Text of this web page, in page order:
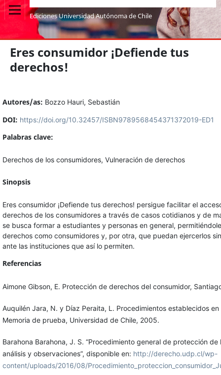
Ediciones Universidad Autónoma de Chile
Eres consumidor ¡Defiende tus
derechos!
Autores/as: Bozzo Hauri, Sebastián
DOI: https://doi.org/10.32457/ISBN9789568454371372019-ED1
Palabras clave:
Derechos de los consumidores, Vulneración de derechos
Sinopsis
Eres consumidor ¡Defiende tus derechos! persigue facilitar el
derechos de los consumidores a través de casos cotidianos y de
se busca formar a estudiantes y personas en general,
derechos como consumidores y, por otra, que puedan ejercerlos
ante las instituciones que así lo permiten.
Referencias
Aimone Gibson, E. Protección de derechos del consumidor,
Auquilén Jara, N. y Díaz Peraita, L. Procedimientos establecidos
Memoria de prueba, Universidad de Chile, 2005.
Barahona Barahona, J. S. “Procedimiento general de protección
análisis y observaciones”, disponible en: http://derecho.udp.cl/wp-
content/uploads/2016/08/